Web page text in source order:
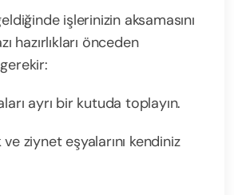
işlerinizin aksamasını
hazırlıkları önceden
ayrı bir kutuda toplayın.
ziynet eşyalarını kendiniz